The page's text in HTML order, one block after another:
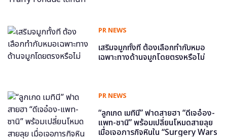
PR NEWS
เสริมจมูกทั้งที ต้องเลือกทำกับหมอ
เฉพาะทางด้านจมูกโดยตรงหรือไม่
PR NEWS
“ลูกเกด เมทินี” ฟาดสายฮา “ดีเจอ๋อง-
แพท-ซานิ” พร้อมเปลี่ยนโหมดสายลุย
เมื่อเจอภารกิจหินใน “Surgery Wars